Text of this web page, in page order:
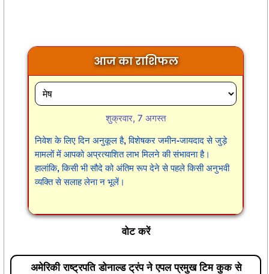
आज का राशिफल
शुक्रवार, 7 अगस्त
निवेश के लिए दिन अनुकूल है, विशेषकर जमीन-जायदाद से जुड़े
मामलों में आपको अप्रत्याशित लाभ मिलने की संभावना है।
हालांकि, किसी भी सौदे को अंतिम रूप देने से पहले किसी अनुभवी
व्यक्ति से सलाह लेना न भूलें।
वोट करें
अमेरिकी राष्ट्रपति डोनाल्ड ट्रंप ने एपल प्रमुख टिम कुक से